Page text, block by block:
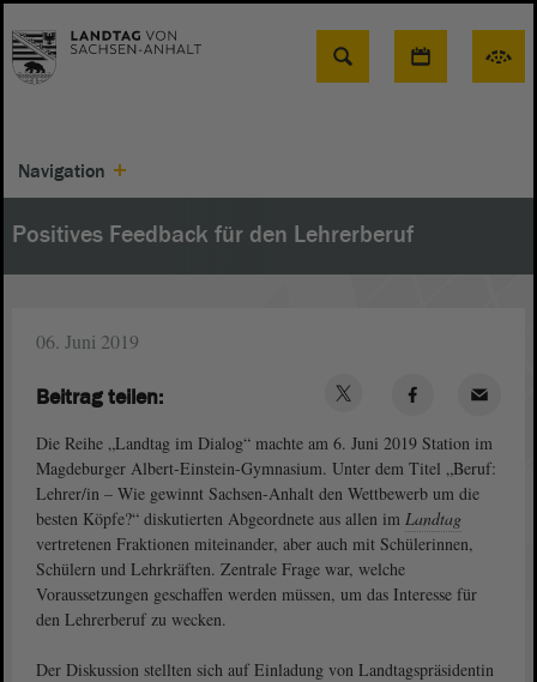
Suche
Navigation
Positives Feedback für den Lehrerberuf
06. Juni 2019
Die Reihe „Landtag im Dialog“ machte am 6. Juni 2019 Station im
Magdeburger Albert-Einstein-Gymnasium. Unter dem Titel „Beruf:
Lehrer/in – Wie gewinnt Sachsen-Anhalt den Wettbewerb um die
besten Köpfe?“ diskutierten Abgeordnete aus allen im Landtag
vertretenen Fraktionen miteinander, aber auch mit Schülerinnen,
Schülern und Lehrkräften. Zentrale Frage war, welche
Voraussetzungen geschaffen werden müssen, um das Interesse für
den Lehrerberuf zu wecken.
Der Diskussion stellten sich auf Einladung von Landtagspräsidentin
Beitrag teilen: